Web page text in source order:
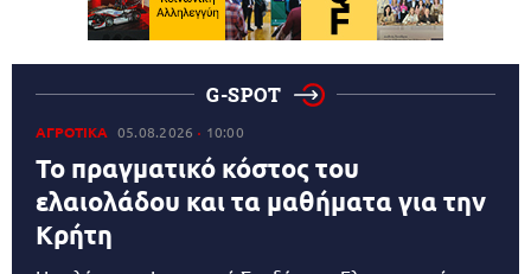
G-SPOT
ΑΓΡΟΤΙΚΑ 05.08.2026 10:00
Το πραγματικό κόστος του
ελαιολάδου και τα μαθήματα για την
Κρήτη